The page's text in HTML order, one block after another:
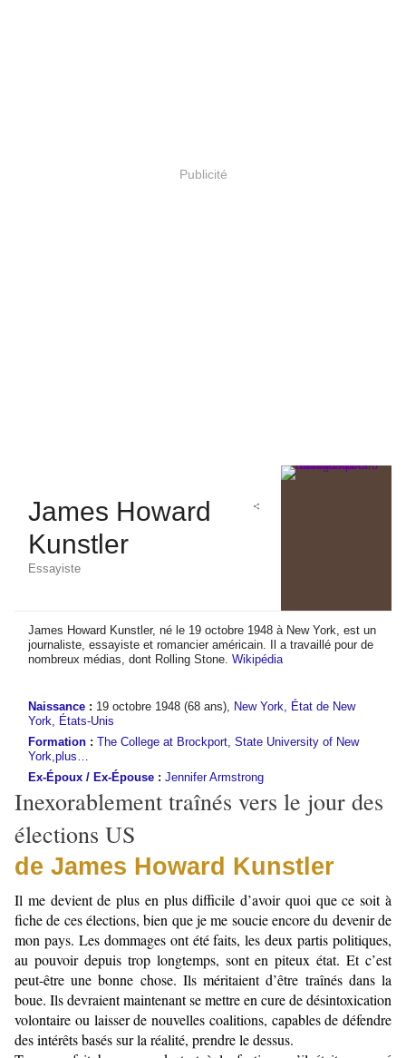
Publicité
James Howard
Kunstler
Essayiste
James Howard Kunstler, né le 19 octobre 1948 à New York, est un
journaliste, essayiste et romancier américain. Il a travaillé pour de
nombreux médias, dont Rolling Stone. Wikipédia
Naissance : 19 octobre 1948 (68 ans),
New York, État de New
York, États-Unis
Formation : The College at Brockport, State University of New
York plus…
Ex-Époux / Ex-Épouse : Jennifer Armstrong
Inexorablement traînés vers le jour des
élections US
de James Howard Kunstler
Il me devient de plus en plus difficile d’avoir quoi que ce soit à
fiche de ces élections, bien que je me soucie encore du devenir de
mon pays. Les dommages ont été faits, les deux partis politiques,
au pouvoir depuis trop longtemps, sont en piteux état. Et c’est
peut-être une bonne chose. Ils méritaient d’être traînés dans la
boue. Ils devraient maintenant se mettre en cure de désintoxication
volontaire ou laisser de nouvelles coalitions, capables de défendre
des intérêts basés sur la réalité, prendre le dessus.